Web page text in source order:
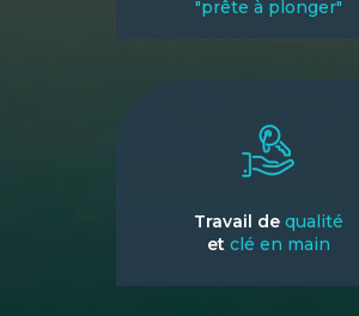
"prête à plonger"
Travail de qualité
et clé en main